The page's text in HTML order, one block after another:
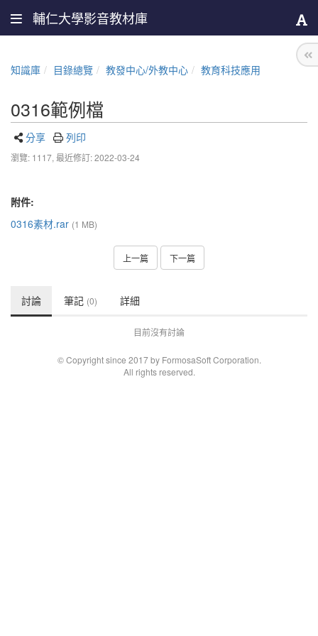
輔仁大學影音教材庫
知識庫 目錄總覽 教發中心/外教中心 教育科技應用
0316範例檔
分享 列印
瀏覽: 1117, 最近修訂: 2022-03-24
附件:
0316素材.rar (1 MB)
上一篇 下一篇
討論 筆記 (0) 詳細
目前沒有討論
© Copyright since 2017 by FormosaSoft Corporation.
All rights reserved.